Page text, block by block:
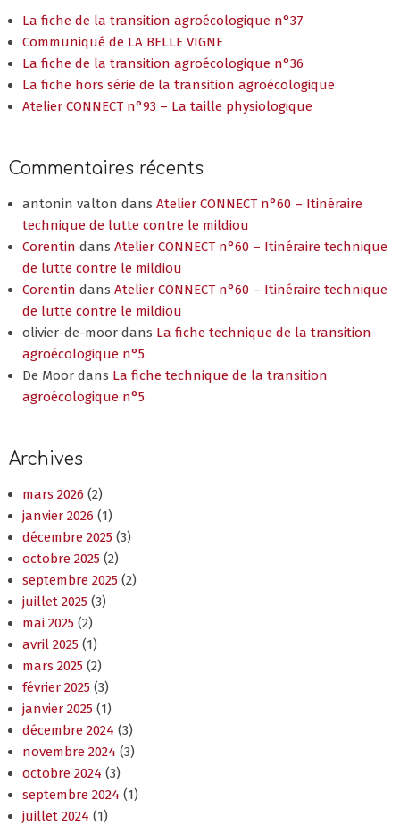
La fiche de la transition agroécologique n°37
Communiqué de LA BELLE VIGNE
La fiche de la transition agroécologique n°36
La fiche hors série de la transition agroécologique
Atelier CONNECT n°93 – La taille physiologique
Commentaires récents
antonin valton dans Atelier CONNECT n°60 – Itinéraire
technique de lutte contre le mildiou
Corentin dans Atelier CONNECT n°60 – Itinéraire technique
de lutte contre le mildiou
Corentin dans Atelier CONNECT n°60 – Itinéraire technique
de lutte contre le mildiou
olivier-de-moor dans La fiche technique de la transition
agroécologique n°5
De Moor dans La fiche technique de la transition
agroécologique n°5
Archives
mars 2026 (2)
janvier 2026 (1)
décembre 2025 (3)
octobre 2025 (2)
septembre 2025 (2)
juillet 2025 (3)
mai 2025 (2)
avril 2025 (1)
mars 2025 (2)
février 2025 (3)
janvier 2025 (1)
décembre 2024 (3)
novembre 2024 (3)
octobre 2024 (3)
septembre 2024 (1)
juillet 2024 (1)